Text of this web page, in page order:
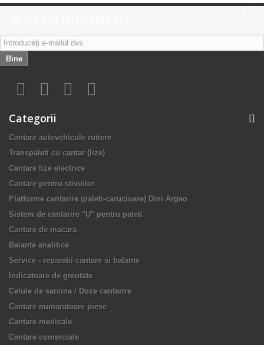
Bine
Categorii
Cantare autovehicule rutiere
Transpaleti cu cantar (lize)
Cantare lize electrice
Cantare pentru stivuitor
Platforme cantarire (paleti-carucioare) Dini Argeo
Sistem de cantarire "U" pentru paleti
Cantare de macara
Balante analitice
Service - reparatii cantare si balante
Indicatoare de greutate
Celule de sarcina / Doze cantarire
Cantare numaratoare piese
Cantare medicale
Cantare comerciale